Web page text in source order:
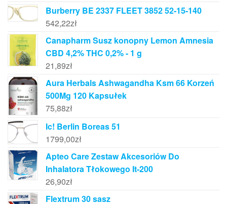
Burberry BE 2337 FLEET 3852 52-15-140
542,22zł
Canapharm Susz konopny Lemon Amnesia
CBD 4,2% THC 0,2% - 1 g
21,89zł
Aura Herbals Ashwagandha Ksm 66 Korzeń
500Mg 120 Kapsułek
75,88zł
Ic! Berlin Boreas 51
1799,00zł
Apteo Care Zestaw Akcesoriów Do
Inhalatora Tłokowego It-200
26,90zł
Flextrum 30 sasz